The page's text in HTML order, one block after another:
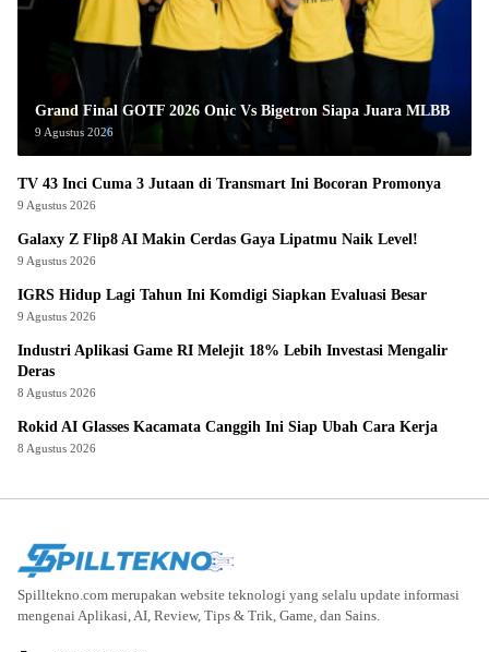
Grand Final GOTF 2026 Onic Vs Bigetron Siapa Juara MLBB
9 Agustus 2026
TV 43 Inci Cuma 3 Jutaan di Transmart Ini Bocoran Promonya
9 Agustus 2026
Galaxy Z Flip8 AI Makin Cerdas Gaya Lipatmu Naik Level!
9 Agustus 2026
IGRS Hidup Lagi Tahun Ini Komdigi Siapkan Evaluasi Besar
9 Agustus 2026
Industri Aplikasi Game RI Melejit 18% Lebih Investasi Mengalir
Deras
8 Agustus 2026
Rokid AI Glasses Kacamata Canggih Ini Siap Ubah Cara Kerja
8 Agustus 2026
Spilltekno.com merupakan website teknologi yang selalu update informasi
mengenai Aplikasi, AI, Review, Tips & Trik, Game, dan Sains.